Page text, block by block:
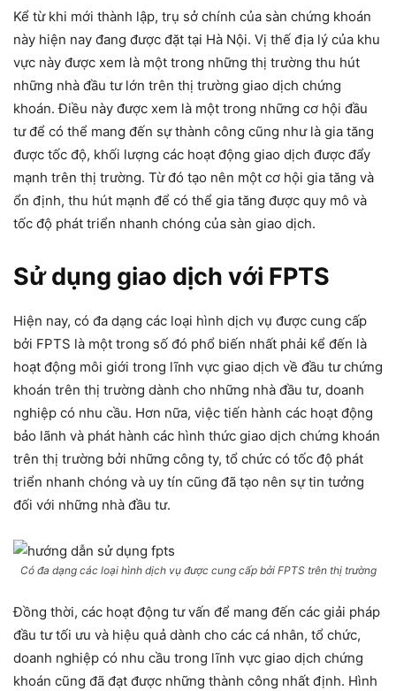
Kể từ khi mới thành lập, trụ sở chính của sàn chứng khoán
này hiện nay đang được đặt tại Hà Nội. Vị thế địa lý của khu
vực này được xem là một trong những thị trường thu hút
những nhà đầu tư lớn trên thị trường giao dịch chứng
khoán. Điều này được xem là một trong những cơ hội đầu
tư để có thể mang đến sự thành công cũng như là gia tăng
được tốc độ, khối lượng các hoạt động giao dịch được đẩy
mạnh trên thị trường. Từ đó tạo nên một cơ hội gia tăng và
ổn định, thu hút mạnh để có thể gia tăng được quy mô và
tốc độ phát triển nhanh chóng của sàn giao dịch.
Sử dụng giao dịch với FPTS
Hiện nay, có đa dạng các loại hình dịch vụ được cung cấp
bởi FPTS là một trong số đó phổ biến nhất phải kể đến là
hoạt động môi giới trong lĩnh vực giao dịch về đầu tư chứng
khoán trên thị trường dành cho những nhà đầu tư, doanh
nghiệp có nhu cầu. Hơn nữa, việc tiến hành các hoạt động
bảo lãnh và phát hành các hình thức giao dịch chứng khoán
trên thị trường bởi những công ty, tổ chức có tốc độ phát
triển nhanh chóng và uy tín cũng đã tạo nên sự tin tưởng
đối với những nhà đầu tư.
Có đa dạng các loại hình dịch vụ được cung cấp bởi FPTS trên thị trường
Đồng thời, các hoạt động tư vấn để mang đến các giải pháp
đầu tư tối ưu và hiệu quả dành cho các cá nhân, tổ chức,
doanh nghiệp có nhu cầu trong lĩnh vực giao dịch chứng
khoán cũng đã đạt được những thành công nhất định. Hình